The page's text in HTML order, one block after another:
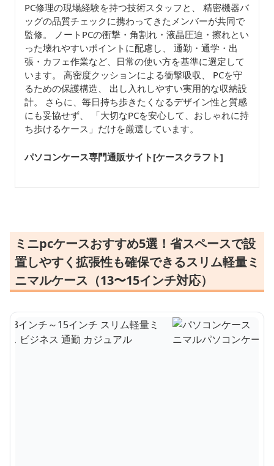
PC修理の現場経験を持つ技術スタッフと、 精密機器バ
ッグの品質チェックに携わってきたメンバーが共同で
監修。 ノートPCの衝撃・角割れ・液晶圧迫・擦れとい
った壊れやすいポイントに配慮し、 通勤・通学・出
張・カフェ作業など、日常の使い方を基準に選定して
います。 高密度クッションによる衝撃吸収、 PCを守
るための保護構造、 出し入れしやすい実用的な収納設
計。 さらに、毎日持ち歩きたくなるデザイン性と質感
にも妥協せず、 「大切なPCを安心して、おしゃれに持
ち歩けるケース」だけを厳選しています。
パソコンケース専門通販サイト[ケースクラフト]
ミニpcケースおすすめ5選！省スペースで設
置しやすく拡張性も確保できるスリム軽量ミ
ニマルケース（13〜15インチ対応）